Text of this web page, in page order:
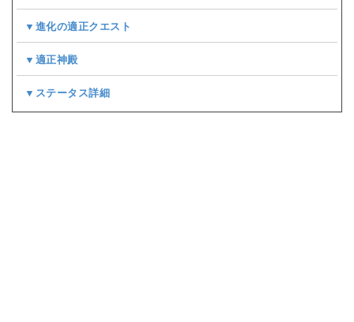
▼進化の適正クエスト
▼適正神殿
▼ステータス詳細